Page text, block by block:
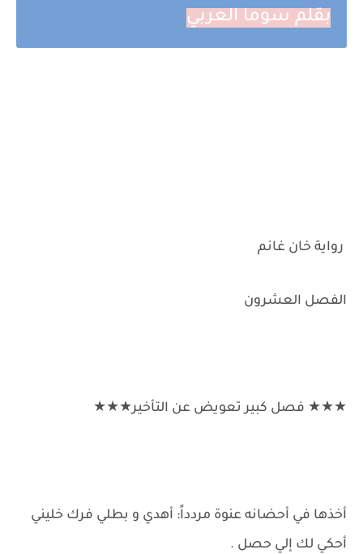
بقلم سوما العربي
رواية خان غانم
الفصل العشرون
★★★ فصل كبير تعويض عن التأخير★★★
أخذها في أحضانه عنوة مردداً: أهدي و بطلي فرك خليني
أحكي لك إلي حصل .